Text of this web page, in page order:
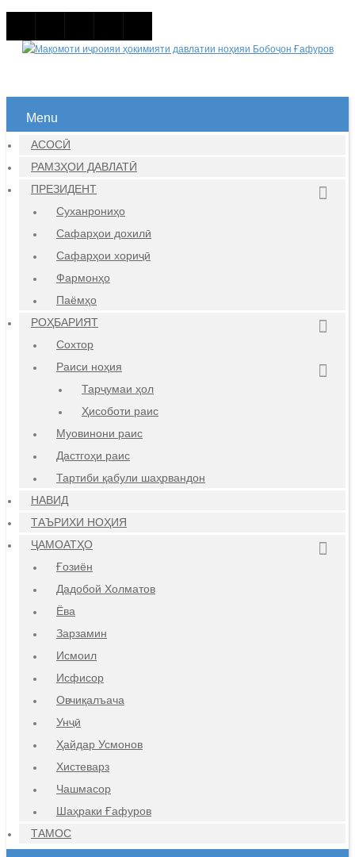
Menu
АСОСӢ
РАМЗҲОИ ДАВЛАТӢ
ПРЕЗИДЕНТ
Суханрониҳо
Сафарҳои дохилӣ
Сафарҳои хориҷӣ
Фармонҳо
Паёмҳо
РОҲБАРИЯТ
Сохтор
Раиси ноҳия
Тарҷумаи ҳол
Ҳисоботи раис
Муовинони раис
Дастгоҳи раис
Тартиби қабули шаҳрвандон
НАВИД
ТАЪРИХИ НОҲИЯ
ҶАМОАТҲО
Ғозиён
Дадобой Холматов
Ёва
Зарзамин
Исмоил
Исфисор
Овчиқалъача
Унҷӣ
Ҳайдар Усмонов
Хистеварз
Чашмасор
Шаҳраки Ғафуров
ТАМОС